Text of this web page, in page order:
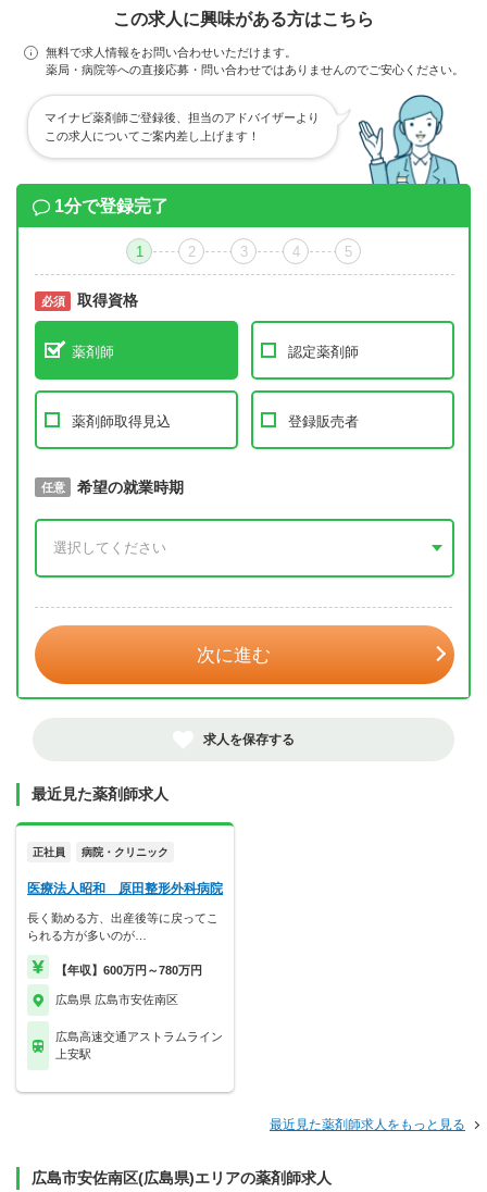
この求人に興味がある方はこちら
無料で求人情報をお問い合わせいただけます。
薬局・病院等への直接応募・問い合わせではありませんのでご安心ください。
マイナビ薬剤師ご登録後、担当のアドバイザーより
この求人についてご案内差し上げます！
1分で登録完了
1 2 3 4 5
必須 取得資格
薬剤師 認定薬剤師
薬剤師取得見込 登録販売者
必須 取得予定年
任意 希望の就業時期
次に進む
求人を保存する
最近見た薬剤師求人
正社員 病院・クリニック
医療法人昭和 原田整形外科病院
長く勤める方、出産後等に戻ってこ
られる方が多いのが…
【年収】600万円～780万円
広島県 広島市安佐南区
広島高速交通アストラムライン
上安駅
最近見た薬剤師求人をもっと見る
広島市安佐南区(広島県)エリアの薬剤師求人